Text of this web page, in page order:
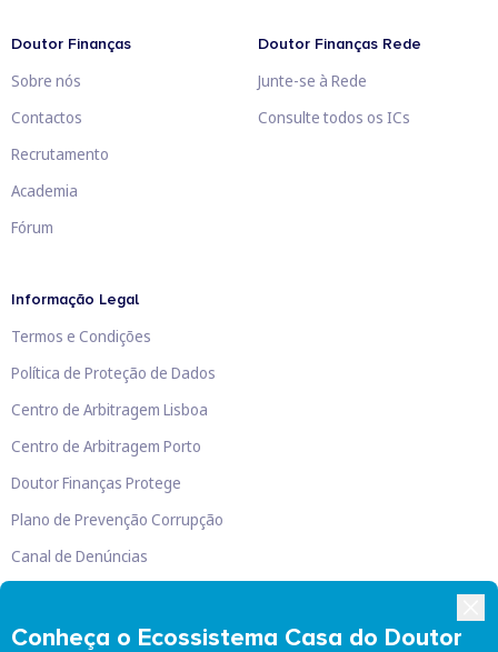
Conheça o Ecossistema Casa do Doutor
Doutor Finanças
Sobre nós
Contactos
Recrutamento
Academia
Fórum
Doutor Finanças Rede
Junte-se à Rede
Consulte todos os ICs
Informação Legal
Termos e Condições
Política de Proteção de Dados
Centro de Arbitragem Lisboa
Centro de Arbitragem Porto
Doutor Finanças Protege
Plano de Prevenção Corrupção
Canal de Denúncias